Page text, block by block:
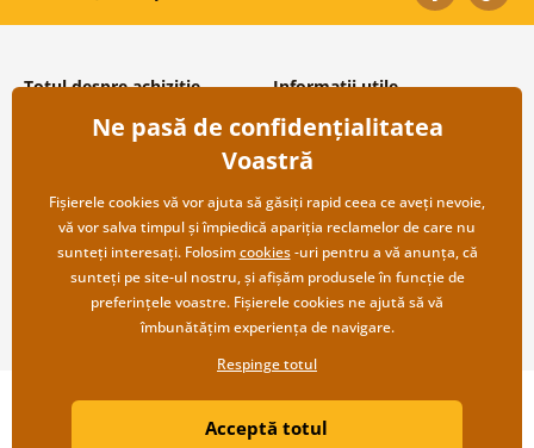
Totul despre achiziție
Condiții și termeni generali
Protecția datelor personale
Transport și modalități de plată
Returnare
Informații utile
Despre noi
Întrebări frecvente
Contacte
Cooperare angro
Copyright ©2019 © Dovido.ro.
Litvanyi.sk| Magazinul online a fost creat de
Ne pasă de confidențialitatea
Voastră
Fișierele cookies vă vor ajuta să găsiți rapid ceea ce aveți nevoie,
vă vor salva timpul și împiedică apariția reclamelor de care nu
sunteți interesați. Folosimcookies-uri pentru a vă anunța, că
sunteți pe site-ul nostru, și afișăm produsele în funcție de
preferințele voastre. Fișierele cookies ne ajută să vă
îmbunătățim experiența de navigare.
Respinge totul
Acceptă totul